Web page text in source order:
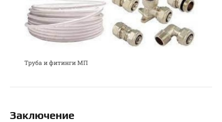
Труба и фитинги МП
Заключение